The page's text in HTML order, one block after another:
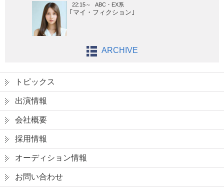
22:15～ ABC・EX系
｢マイ・フィクション｣
ARCHIVE
トピックス
出演情報
会社概要
採用情報
オーディション情報
お問い合わせ